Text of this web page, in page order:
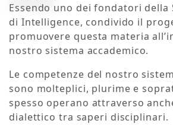
Essendo uno dei fondatori della
di Intelligence, condivido il
promuovere questa materia
nostro sistema accademico.
Le competenze del nostro
sono molteplici, plurime e
spesso operano attraverso
dialettico tra saperi disciplinari.